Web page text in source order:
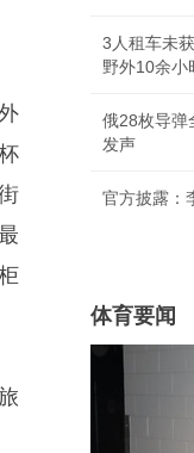
3人租车未
野外10余小
俄28枚导弹
发声
官方披露：
体育要闻